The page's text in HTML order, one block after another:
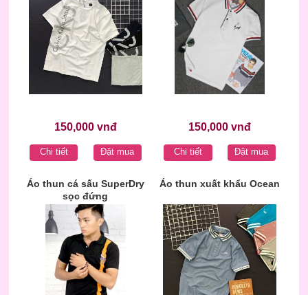
150,000 vnđ
Chi tiết Đặt mua
150,000 vnđ
Chi tiết Đặt mua
Áo thun cá sấu SuperDry
sọc đứng
Áo thun xuất khẩu Ocean